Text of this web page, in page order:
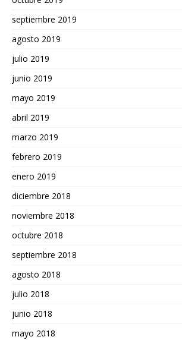
septiembre 2019
agosto 2019
julio 2019
junio 2019
mayo 2019
abril 2019
marzo 2019
febrero 2019
enero 2019
diciembre 2018
noviembre 2018
octubre 2018
septiembre 2018
agosto 2018
julio 2018
junio 2018
mayo 2018